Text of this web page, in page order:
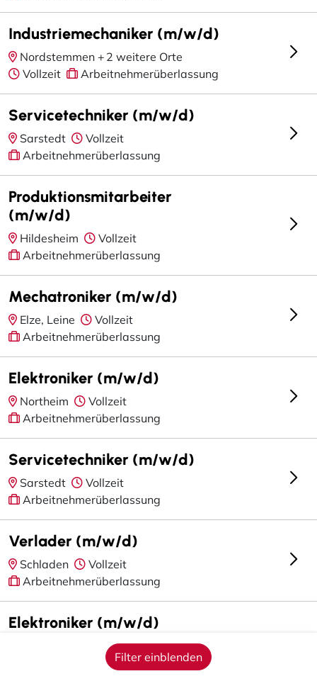
Filter einblenden
Industriemechaniker (m/w/d)
Nordstemmen + 2 weitere Orte
Vollzeit
Arbeitnehmerüberlassung
Servicetechniker (m/w/d)
Sarstedt
Vollzeit
Arbeitnehmerüberlassung
Produktionsmitarbeiter
(m/w/d)
Hildesheim
Vollzeit
Arbeitnehmerüberlassung
Mechatroniker (m/w/d)
Elze, Leine
Vollzeit
Arbeitnehmerüberlassung
Elektroniker (m/w/d)
Northeim
Vollzeit
Arbeitnehmerüberlassung
Servicetechniker (m/w/d)
Sarstedt
Vollzeit
Arbeitnehmerüberlassung
Verlader (m/w/d)
Schladen
Vollzeit
Arbeitnehmerüberlassung
Elektroniker (m/w/d)
Vollzeit
Arbeitnehmerüberlassung